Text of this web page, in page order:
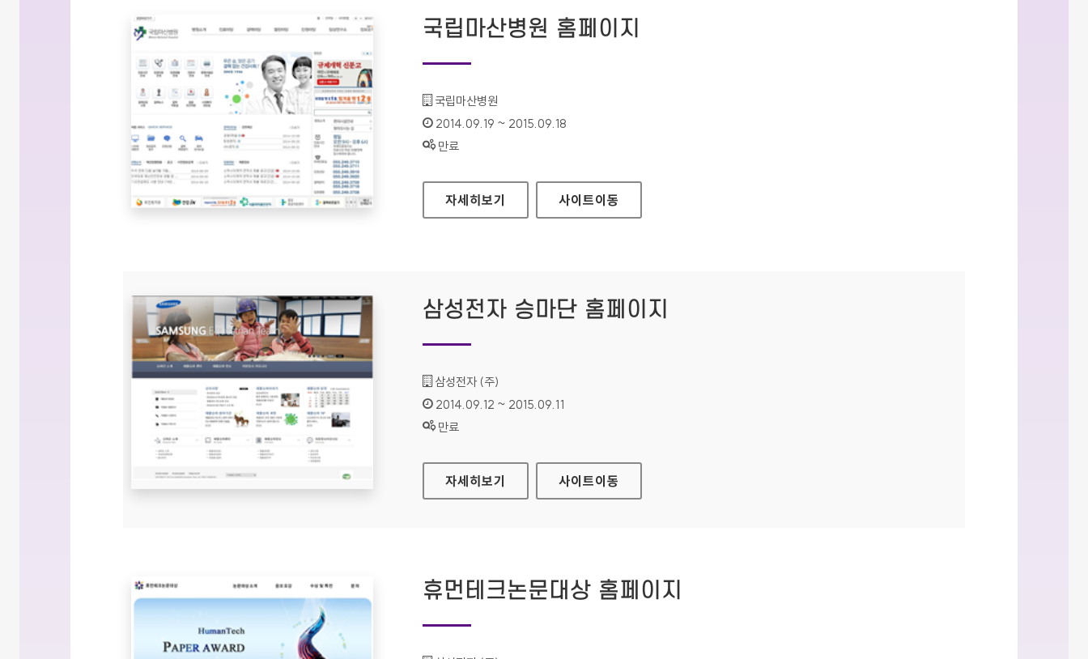
국립마산병원 홈페이지
기관명 :
국립마산병원
인증기간 :
2014.09.19 ~ 2015.09.18
상태 :
만료
국립마산병원 홈페이지
자세히보기 사이트이동
삼성전자 승마단 홈페이지
기관명 :
삼성전자 (주)
인증기간 :
2014.09.12 ~ 2015.09.11
상태 :
만료
삼성전자 승마단 홈페이지
자세히보기 사이트이동
휴먼테크논문대상 홈페이지